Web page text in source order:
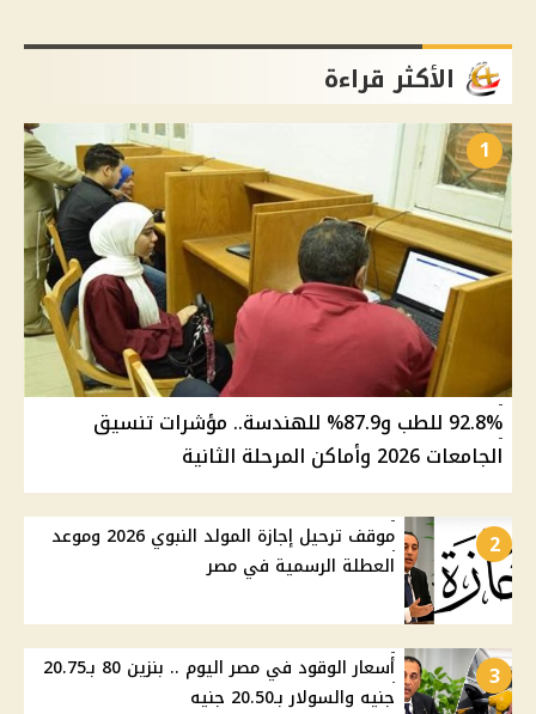
الأكثر قراءة
1
92.8% للطب و87.9% للهندسة.. مؤشرات تنسيق
الجامعات 2026 وأماكن المرحلة الثانية
2
موقف ترحيل إجازة المولد النبوي 2026 وموعد
العطلة الرسمية في مصر
3
أسعار الوقود في مصر اليوم .. بنزين 80 بـ20.75
جنيه والسولار بـ20.50 جنيه